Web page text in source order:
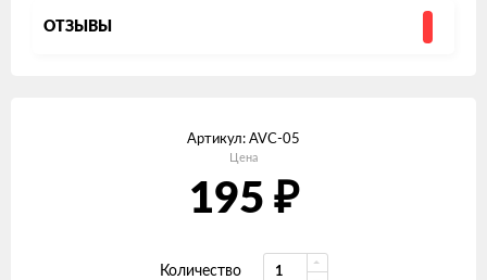
ОТЗЫВЫ
Артикул: AVC-05
Цена
195 ₽
Количество